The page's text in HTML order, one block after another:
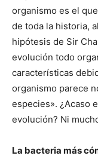
organismo es el
de toda la historia,
hipótesis de Sir
evolución todo
características
organismo parece
especies». ¿Acaso
evolución? Ni
La bacteria más